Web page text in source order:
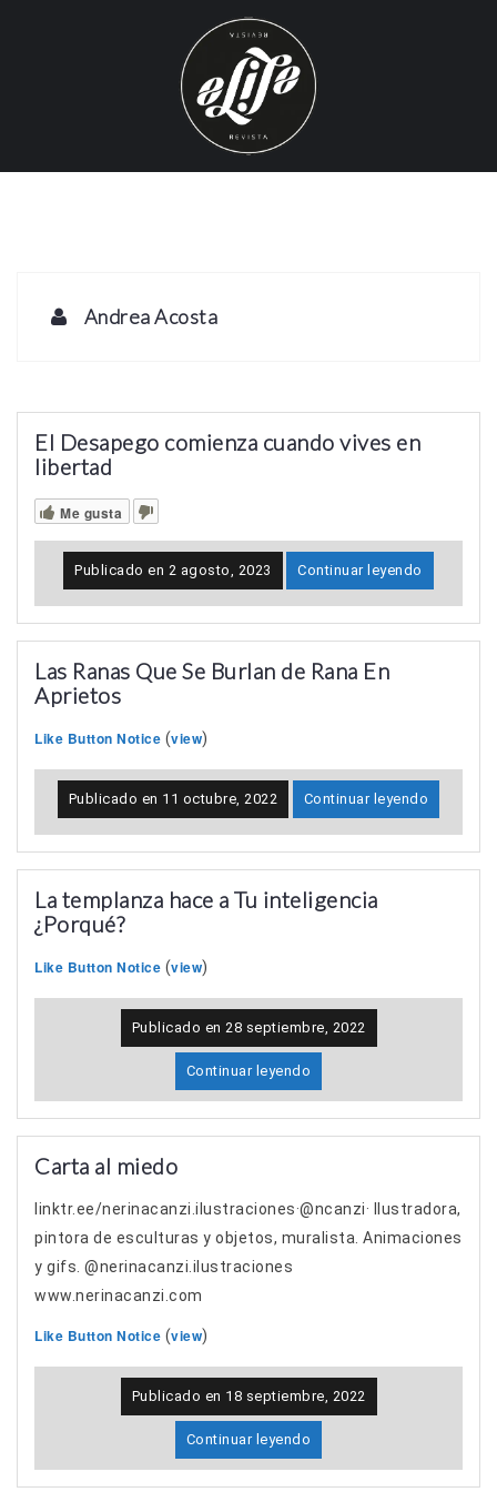
Andrea Acosta
El Desapego comienza cuando vives en
libertad
Me gusta
Publicado en 2 agosto, 2023 Continuar leyendo
Las Ranas Que Se Burlan de Rana En
Aprietos
Like Button Notice (view)
Publicado en 11 octubre, 2022 Continuar leyendo
La templanza hace a Tu inteligencia
¿Porqué?
Like Button Notice (view)
Publicado en 28 septiembre, 2022
Continuar leyendo
Carta al miedo
linktr.ee/nerinacanzi.ilustraciones·@ncanzi· Ilustradora,
pintora de esculturas y objetos, muralista. Animaciones
y gifs. @nerinacanzi.ilustraciones
www.nerinacanzi.com
Like Button Notice (view)
Publicado en 18 septiembre, 2022
Continuar leyendo